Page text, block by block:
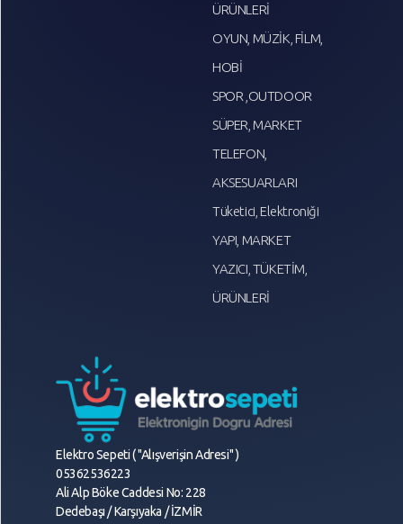
ÜRÜNLERİ
OYUN, MÜZİK, FİLM,
HOBİ
SPOR ,OUTDOOR
SÜPER, MARKET
TELEFON,
AKSESUARLARI
Tüketici, Elektroniği
YAPI, MARKET
YAZICI, TÜKETİM,
ÜRÜNLERİ
Elektro Sepeti ( "Alışverişin Adresi" )
05362536223
Ali Alp Böke Caddesi No: 228
Dedebaşı / Karşıyaka / İZMİR